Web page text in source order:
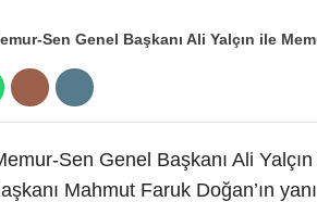
Sen Genel Başkanı Ali
Mahmut Faruk Doğan’ın